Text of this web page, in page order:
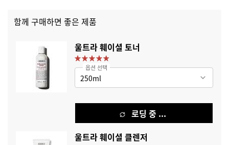
함께 구매하면 좋은 제품
울트라 훼이셜 토너
옵션 선택
로딩 중 ...
울트라 훼이셜 클렌저